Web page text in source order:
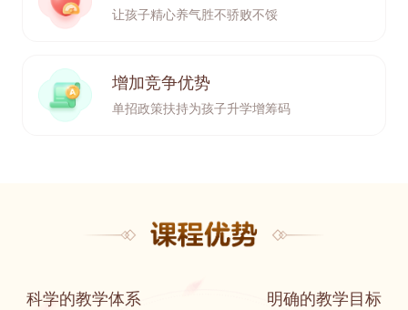
让孩子精心养气胜不骄败不馁
增加竞争优势
单招政策扶持为孩子升学增筹码
科学的教学体系 明确的教学目标